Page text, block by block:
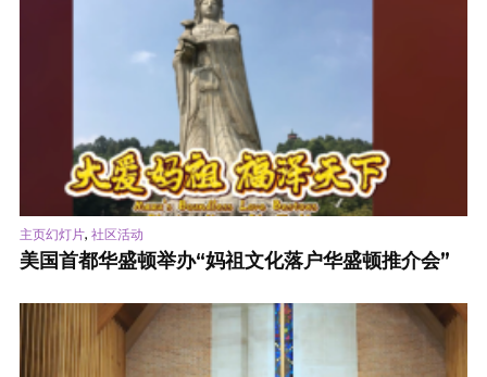
主页幻灯片, 社区活动
美国首都华盛顿举办“妈祖文化落户华盛顿推介会”